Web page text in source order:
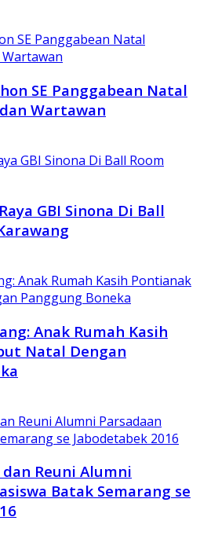
SE Panggabean Natal
Wartawan
GBI Sinona Di Ball
Anak Rumah Kasih
Natal Dengan
Reuni Alumni
Batak Semarang se